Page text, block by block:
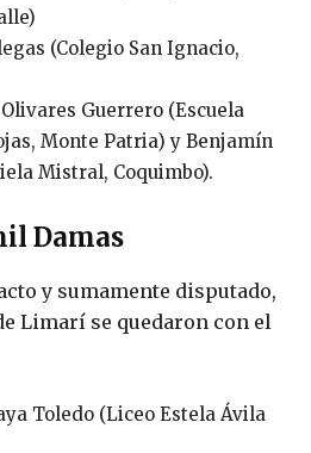
(Colegio San Ignacio,
Guerrero (Escuela
Monte Patria) y Benjamín
Mistral, Coquimbo).
Damas
y sumamente disputado,
Limarí se quedaron con el
Toledo (Liceo Estela Ávila